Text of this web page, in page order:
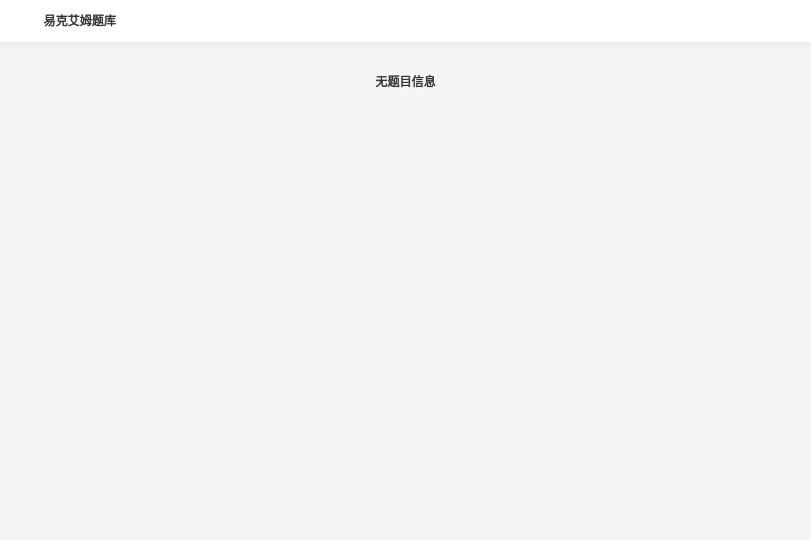
易克艾姆题库
无题目信息